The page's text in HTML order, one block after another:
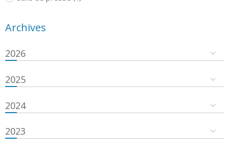
Archives
2026
2025
2024
2023